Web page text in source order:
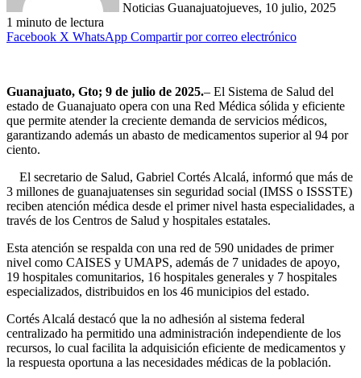
Noticias Guanajuatojueves, 10 julio, 2025
1 minuto de lectura
Facebook X WhatsApp Compartir por correo electrónico
Guanajuato, Gto; 9 de julio de 2025.– El Sistema de Salud del
estado de Guanajuato opera con una Red Médica sólida y eficiente
que permite atender la creciente demanda de servicios médicos,
garantizando además un abasto de medicamentos superior al 94 por
ciento.
El secretario de Salud, Gabriel Cortés Alcalá, informó que más de
3 millones de guanajuatenses sin seguridad social (IMSS o ISSSTE)
reciben atención médica desde el primer nivel hasta especialidades, a
través de los Centros de Salud y hospitales estatales.
Esta atención se respalda con una red de 590 unidades de primer
nivel como CAISES y UMAPS, además de 7 unidades de apoyo,
19 hospitales comunitarios, 16 hospitales generales y 7 hospitales
especializados, distribuidos en los 46 municipios del estado.
Cortés Alcalá destacó que la no adhesión al sistema federal
centralizado ha permitido una administración independiente de los
recursos, lo cual facilita la adquisición eficiente de medicamentos y
la respuesta oportuna a las necesidades médicas de la población.